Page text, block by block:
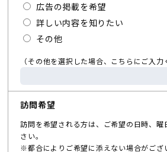
広告の掲載を希望
詳しい内容を知りたい
その他
（その他を選択した場合、こちらにご入力
訪問希望
訪問を希望される方は、ご希望の日時、曜
さい。
※都合によりご希望に添えない場合がござ